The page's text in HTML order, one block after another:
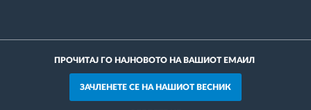
ПРОЧИТАЈ ГО НАЈНОВОТО НА ВАШИОТ ЕМАИЛ
ЗАЧЛЕНЕТЕ СЕ НА НАШИОТ ВЕСНИК